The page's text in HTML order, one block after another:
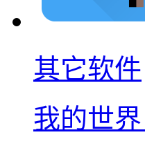
其它软件
我的世